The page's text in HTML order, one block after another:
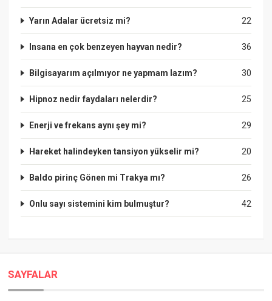
22
Yarın Adalar ücretsiz mi?
36
Insana en çok benzeyen hayvan nedir?
30
Bilgisayarım açılmıyor ne yapmam lazım?
25
Hipnoz nedir faydaları nelerdir?
29
Enerji ve frekans aynı şey mi?
20
Hareket halindeyken tansiyon yükselir mi?
26
Baldo pirinç Gönen mi Trakya mı?
42
Onlu sayı sistemini kim bulmuştur?
SAYFALAR